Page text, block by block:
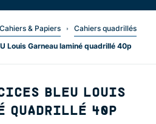
Cahiers & Papiers
Cahiers quadrillés
Louis Garneau laminé quadrillé 40p
BLEU LOUIS
QUADRILLÉ 40P